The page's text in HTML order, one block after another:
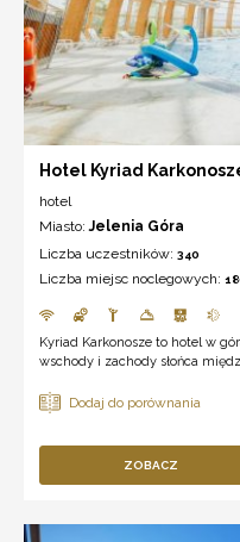
Hotel Kyriad
hotel
Miasto:Jelenia Góra
Liczba uczestników: 340
Liczba miejsc noclegowych:
Kyriad Karkonosze to hotel w
wschody i zachody słońca
ZOBACZ